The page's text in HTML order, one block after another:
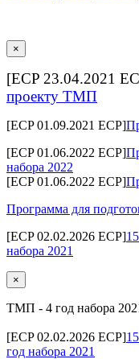
×
[ECP 23.04.2021
проекту ТМП
[ECP 01.09.2021 ECP]
[ECP 01.06.2022 ECP]
набора 2022
[ECP 01.06.2022 ECP]
Программа для
[ECP 02.02.2026 ECP]
набора 2021
×
ТМП - 4 год набора
[ECP 02.02.2026 ECP]
год набора 2021